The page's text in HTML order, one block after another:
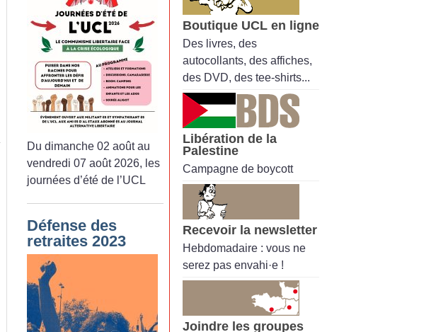
Du dimanche 02 août au
vendredi 07 août 2026, les
journées d’été de l’UCL
Défense des
retraites 2023
Boutique UCL en ligne
Des livres, des
autocollants, des affiches,
des DVD, des tee-shirts...
Libération de la
Palestine
Campagne de boycott
Recevoir la newsletter
Hebdomadaire : vous ne
serez pas envahi·e !
Joindre les groupes